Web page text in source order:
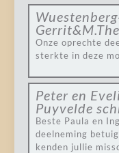
Onze oprechte
sterkte in deze
Peter en
Puyvelde
Beste Paula en
deelneming
kenden jullie